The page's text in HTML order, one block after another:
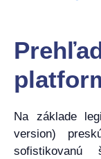
Na základe
version)
sofistikovanú